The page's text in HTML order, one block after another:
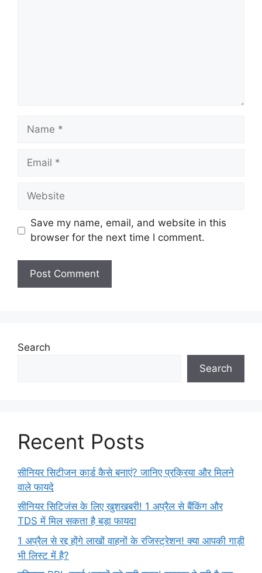
Name
Email
Website
Save my name, email, and website in this
browser for the next time I comment.
Search
Search
Recent Posts
सीनियर सिटीजन कार्ड कैसे बनाएं? जानिए प्रक्रिया और मिलने
वाले फायदे
सीनियर सिटिजंस के लिए खुशखबरी! 1 अप्रैल से बैंकिंग और
TDS में मिल सकता है बड़ा फायदा
1 अप्रैल से रद्द होंगे लाखों वाहनों के रजिस्ट्रेशन! क्या आपकी गाड़ी
भी लिस्ट में है?